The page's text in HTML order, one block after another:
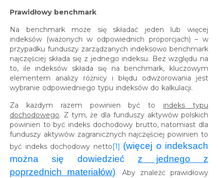
Prawidłowy benchmark
Na benchmark może się składać jeden lub więcej
indeksów (ważonych w odpowiednich proporcjach) – w
przypadku funduszy zarządzanych indeksowo benchmark
najczęściej składa się z jednego indeksu. Bez względu na
to, ile indeksów składa się na benchmark, kluczowym
elementem analizy różnicy i błędu odwzorowania jest
wybranie odpowiedniego typu indeksów do kalkulacji.
Za każdym razem powinien być to indeks typu
dochodowego. Z tym, że dla funduszy aktywów polskich
powinien to być indeks dochodowy brutto, natomiast dla
funduszy aktywów zagranicznych najczęściej powinien to
być indeks dochodowy netto [1] (więcej o indeksach
można się dowiedziećz jednego z
poprzednich materiałów). Aby znaleźć prawidłowy